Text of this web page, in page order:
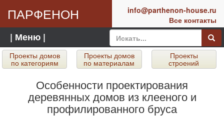
ПАРФЕНОН
info@parthenon-house.ru
Все контакты
| Меню |
Проекты домов
по категориям
Проекты домов
по материалам
Проекты
строений
Особенности проектирования
деревянных домов из клееного и
профилированного бруса